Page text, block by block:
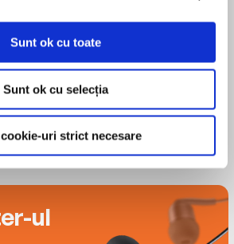
Sunt ok cu toate
Sunt ok cu selecția
uri strict necesare
lives in Rhode Island with his
ul